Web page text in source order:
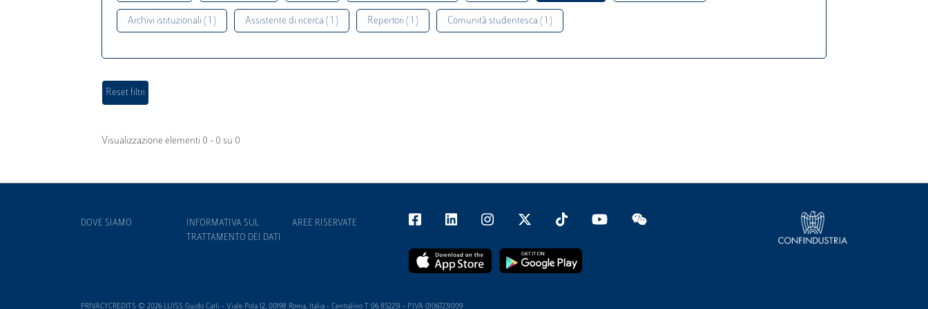
Archivi istituzionali ( 1 ) Assistente di ricerca ( 1 ) Repertori ( 1 ) Comunità studentesca ( 1 )
Visualizzazione elementi 0 - 0 su 0
DOVE SIAMO
INFORMATIVA SUL
TRATTAMENTO DEI DATI
AREE RISERVATE
PRIVACYCREDITS © 2026 LUISS Guido Carli - Viale Pola 12, 00198 Roma, Italia - Centralino T 06 852251 - P.IVA 01067231009